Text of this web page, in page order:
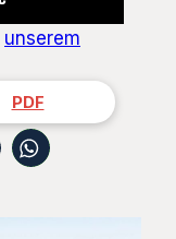
unserem
PDF